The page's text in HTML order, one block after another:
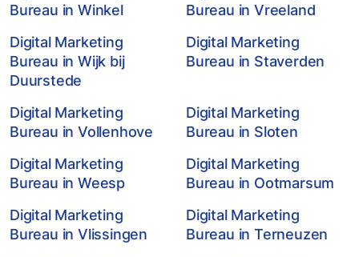
Bureau in Winkel
Bureau in Vreeland
Digital Marketing
Bureau in Wijk bij
Duurstede
Digital Marketing
Bureau in Staverden
Digital Marketing
Bureau in Vollenhove
Digital Marketing
Bureau in Sloten
Digital Marketing
Bureau in Weesp
Digital Marketing
Bureau in Ootmarsum
Digital Marketing
Bureau in Vlissingen
Digital Marketing
Bureau in Terneuzen